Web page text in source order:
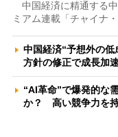
中国経済に精通する
ミアム連載「チャイナ
中国経済“予想外の
方針の修正で成長加
“AI革命”で爆発的な
か？ 高い競争力を